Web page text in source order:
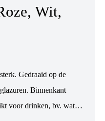
Wit,
Gedraaid op de
Binnenkant
voor drinken, bv. water,